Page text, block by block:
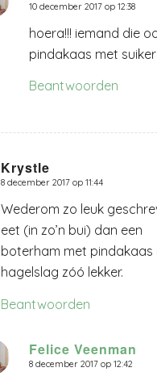
zegt:
10 december 2017 op 12:38
hoera!!! iemand die
pindakaas met suiker
Beantwoorden
Krystle
zegt:
8 december 2017 op 11:44
Wederom zo leuk
eet (in zo’n bui) dan een
boterham met pindakaas
hagelslag zóó lekker.
Beantwoorden
Felice Veenman
zegt:
8 december 2017 op 12:42